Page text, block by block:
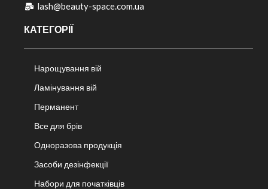
lash@beauty-space.com.ua
КАТЕГОРІЇ
Нарощування вій
Ламінування вій
Перманент
Все для брів
Одноразова продукція
Засоби дезінфекції
Набори для початківців